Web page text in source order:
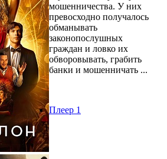
мошенничества. У них
превосходно получалось
обманывать
законопослушных
граждан и ловко их
обворовывать, грабить
банки и мошенничать ...
Плеер 1